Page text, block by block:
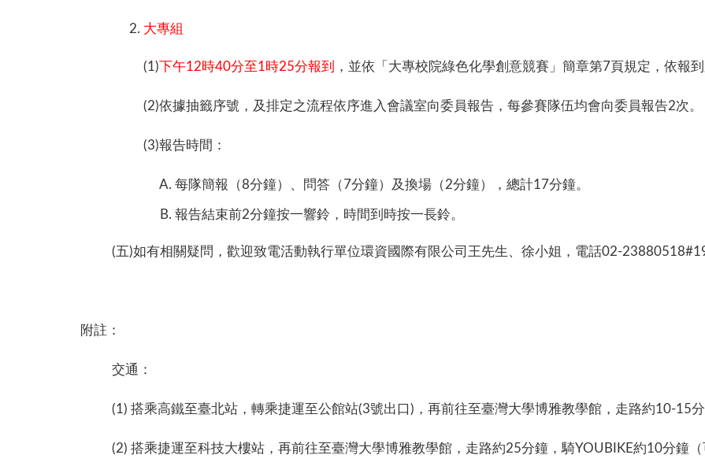
大專組
(1)下午12時40分至1時25分報到 ，並依「大專校院綠色化學創意競賽」簡章第7頁規定，依報
(2)依據抽籤序號，及排定之流程依序進入會議室向委員報告，每參賽隊伍均會向委員報告2次。
(3)報告時間：
每隊簡報（8分鐘）、問答（7分鐘）及換場（2分鐘），總計17分鐘。
報告結束前2分鐘按一響鈴，時間到時按一長鈴。
(五)如有相關疑問，歡迎致電活動執行單位環資國際有限公司王先生、徐小姐，電話02-
附註：
交通：
​(1) 搭乘高鐵至臺北站，轉乘捷運至公館站(3號出口)，再前往至臺灣大學博雅教學館，走路約10-15
(2) 搭乘捷運至科技大樓站，再前往至臺灣大學博雅教學館，走路約25分鐘，騎YOUBIKE約10分鐘（